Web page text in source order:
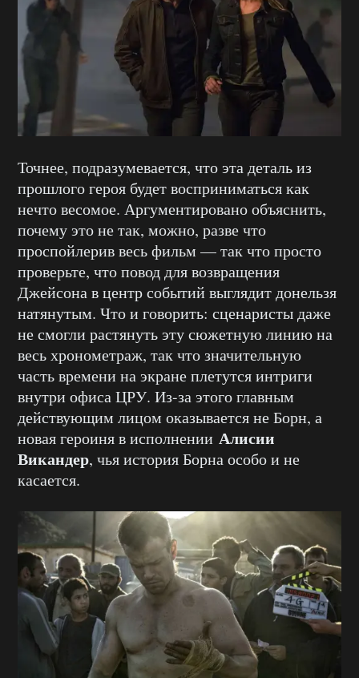
Точнее, подразумевается, что эта деталь из
прошлого героя будет восприниматься как
нечто весомое. Аргументировано объяснить,
почему это не так, можно, разве что
проспойлерив весь фильм — так что просто
проверьте, что повод для возвращения
Джейсона в центр событий выглядит донельзя
натянутым. Что и говорить: сценаристы даже
не смогли растянуть эту сюжетную линию на
весь хронометраж, так что значительную
часть времени на экране плетутся интриги
внутри офиса ЦРУ. Из-за этого главным
действующим лицом оказывается не Борн, а
новая героиня в исполнении Алисии
Викандер, чья история Борна особо и не
касается.